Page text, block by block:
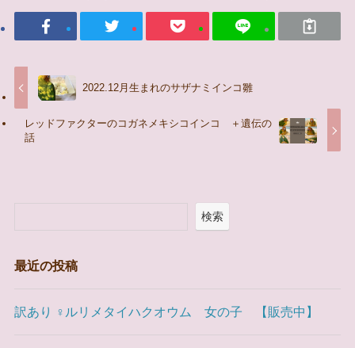
2022.12月生まれのサザナミインコ雛
レッドファクターのコガネメキシコインコ ＋遺伝の
話
検索
最近の投稿
訳あり ♀ルリメタイハクオウム 女の子 【販売中】